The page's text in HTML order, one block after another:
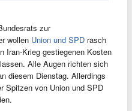
zur
wollen Union und SPD rasch
Iran-Krieg gestiegenen Kosten
Alle Augen richten sich
diesem Dienstag. Allerdings
Spitzen von Union und SPD